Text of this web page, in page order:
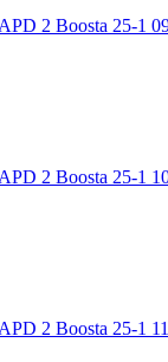
2 Boosta 25-1
2 Boosta 25-1
2 Boosta 25-1 11